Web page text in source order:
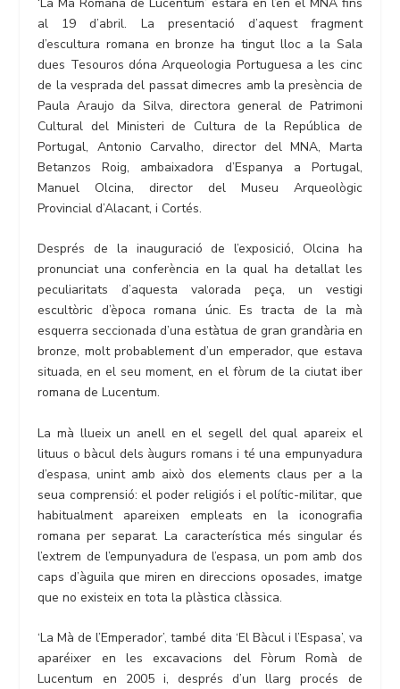
al 19 d’abril. La presentació d’aquest fragment
d’escultura romana en bronze ha tingut lloc a la Sala
dues Tesouros dóna Arqueologia Portuguesa a les cinc
de la vesprada del passat dimecres amb la presència de
Paula Araujo da Silva, directora general de Patrimoni
Cultural del Ministeri de Cultura de la República de
Portugal, Antonio Carvalho, director del MNA, Marta
Betanzos Roig, ambaixadora d’Espanya a Portugal,
Manuel Olcina, director del Museu Arqueològic
Provincial d’Alacant, i Cortés.
Després de la inauguració de l’exposició, Olcina ha
pronunciat una conferència en la qual ha detallat les
peculiaritats d’aquesta valorada peça, un vestigi
escultòric d’època romana únic. Es tracta de la mà
esquerra seccionada d’una estàtua de gran grandària en
bronze, molt probablement d’un emperador, que estava
situada, en el seu moment, en el fòrum de la ciutat iber
romana de Lucentum.
La mà llueix un anell en el segell del qual apareix el
lituus o bàcul dels àugurs romans i té una empunyadura
d’espasa, unint amb això dos elements claus per a la
seua comprensió: el poder religiós i el polític-militar, que
habitualment apareixen empleats en la iconografia
romana per separat. La característica més singular és
l’extrem de l’empunyadura de l’espasa, un pom amb dos
caps d’àguila que miren en direccions oposades, imatge
que no existeix en tota la plàstica clàssica.
‘La Mà de l’Emperador’, també dita ‘El Bàcul i l’Espasa’, va
aparéixer en les excavacions del Fòrum Romà de
Lucentum en 2005 i, després d’un llarg procés de